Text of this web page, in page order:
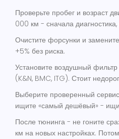
Проверьте пробег и возраст
000 км - сначала
Очистите форсунки и
+5% без риска.
Установите воздушный
(K&N, BMC, ITG). Стоит
Выберите проверенный
ищите «самый дешёвый» -
После тюнинга - не гоните
км на новых настройках.